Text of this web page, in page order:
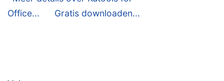
Office...
Gratis downloaden...